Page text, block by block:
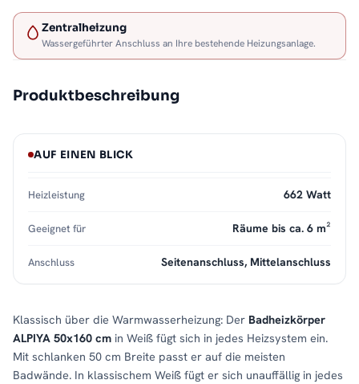
Zentralheizung
Wassergeführter Anschluss an Ihre bestehende Heizungsanlage.
Produktbeschreibung
Klassisch über die Warmwasserheizung: Der Badheizkörper
ALPIYA 50x160 cm in Weiß fügt sich in jedes Heizsystem ein.
Mit schlanken 50 cm Breite passt er auf die meisten
Badwände. In klassischem Weiß fügt er sich unauffällig in jedes
AUF EINEN BLICK
Heizleistung 662 Watt
Geeignet für Räume bis ca. 6 m²
Anschluss Seitenanschluss, Mittelanschluss